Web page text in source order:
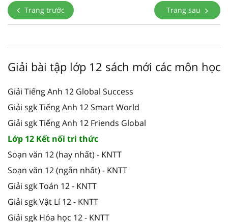
Trang trước Trang sau
Giải bài tập lớp 12 sách mới các môn học
Giải Tiếng Anh 12 Global Success
Giải sgk Tiếng Anh 12 Smart World
Giải sgk Tiếng Anh 12 Friends Global
Lớp 12 Kết nối tri thức
Soạn văn 12 (hay nhất) - KNTT
Soạn văn 12 (ngắn nhất) - KNTT
Giải sgk Toán 12 - KNTT
Giải sgk Vật Lí 12 - KNTT
Giải sgk Hóa học 12 - KNTT